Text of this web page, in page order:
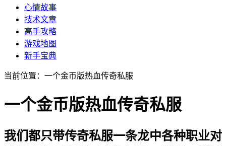
心情故事
技术文章
高手攻略
游戏地图
新手宝典
当前位置：一个金币版热血传奇私服
一个金币版热血传奇私服
我们都只带传奇私服一条龙中各种职业对